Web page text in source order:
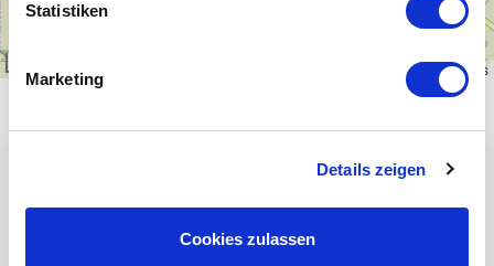
Statistiken
Marketing
Details zeigen
Cookies zulassen
OpenStreetMapcontributors